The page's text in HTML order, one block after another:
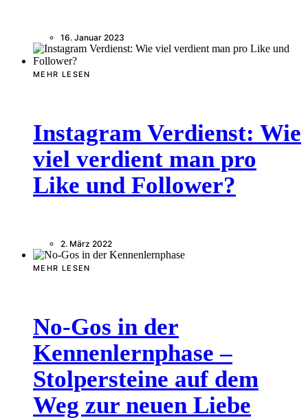
16. Januar 2023
MEHR LESEN
Instagram Verdienst: Wie
viel verdient man pro
Like und Follower?
2. März 2022
MEHR LESEN
No-Gos in der
Kennenlernphase –
Stolpersteine auf dem
Weg zur neuen Liebe